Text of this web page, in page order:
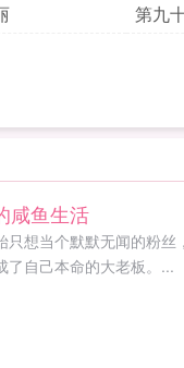
第九
咸鱼生活
只想当个默默无闻的粉丝
了自己本命的大老板。...